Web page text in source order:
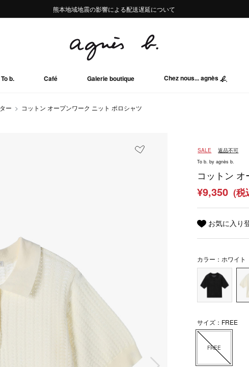
熊本地域地震の影響による配送遅延について
Summer Sale 2buy10%OFF!!
熊本地域地震の影響による配送遅延について
Summer Sale 2buy10%OFF!!
To b. Café Galerie boutique Chez nous... agnès
ー コットン オープンワーク ニット ポロシャツ
SALE 返品不可
To b. by agnès b.
コットン
¥9,350 (税
お気に入り
カラー：ホワイト
サイズ：FREE
FREE